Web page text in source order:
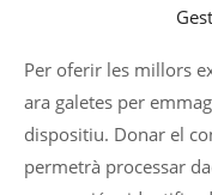
Per oferir les millors
ara galetes per
dispositiu. Donar el
permetrà processar